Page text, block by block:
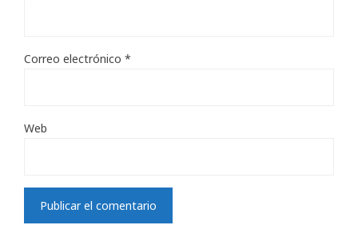
Correo electrónico *
Web